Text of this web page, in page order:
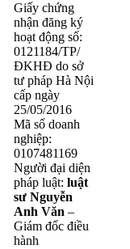
Giấy chứng
nhận đăng ký
hoạt động số:
0121184/TP/
ĐKHĐ do sở
tư pháp Hà Nội
cấp ngày
25/05/2016
Mã số doanh
nghiệp:
0107481169
Người đại diện
pháp luật: luật
sư Nguyễn
Anh Văn –
Giám đốc điều
hành